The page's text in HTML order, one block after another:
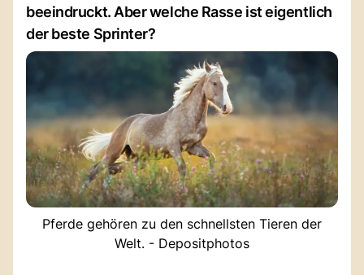
beeindruckt. Aber welche Rasse ist eigentlich
der beste Sprinter?
Pferde gehören zu den schnellsten Tieren der
Welt. - Depositphotos